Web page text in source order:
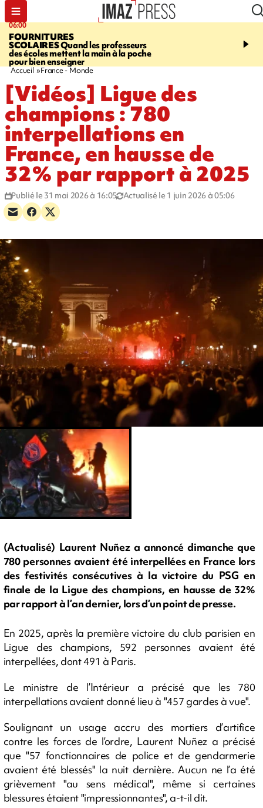
06:00
FOURNITURES
SCOLAIRESQuand les professeurs
des écoles mettent la main à la poche
pour bien enseigner
08:37
La flamme
Accueil France - Monde
[Vidéos] Ligue des
champions : 780
interpellations en
France, en hausse de
32% par rapport à 2025
Publié le 31 mai 2026 à 16:05 Actualisé le 1 juin 2026 à 05:06
(Actualisé) Laurent Nuñez a annoncé dimanche que
780 personnes avaient été interpellées en France lors
des festivités consécutives à la victoire du PSG en
finale de la Ligue des champions, en hausse de 32%
par rapport à l’an dernier, lors d’un point de presse.
En 2025, après la première victoire du club parisien en
Ligue des champions, 592 personnes avaient été
interpellées, dont 491 à Paris.
Le ministre de l’Intérieur a précisé que les 780
interpellations avaient donné lieu à "457 gardes à vue".
Soulignant un usage accru des mortiers d’artifice
contre les forces de l’ordre, Laurent Nuñez a précisé
que "57 fonctionnaires de police et de gendarmerie
avaient été blessés" la nuit dernière. Aucun ne l’a été
grièvement "au sens médical", même si certaines
blessures étaient "impressionnantes", a-t-il dit.